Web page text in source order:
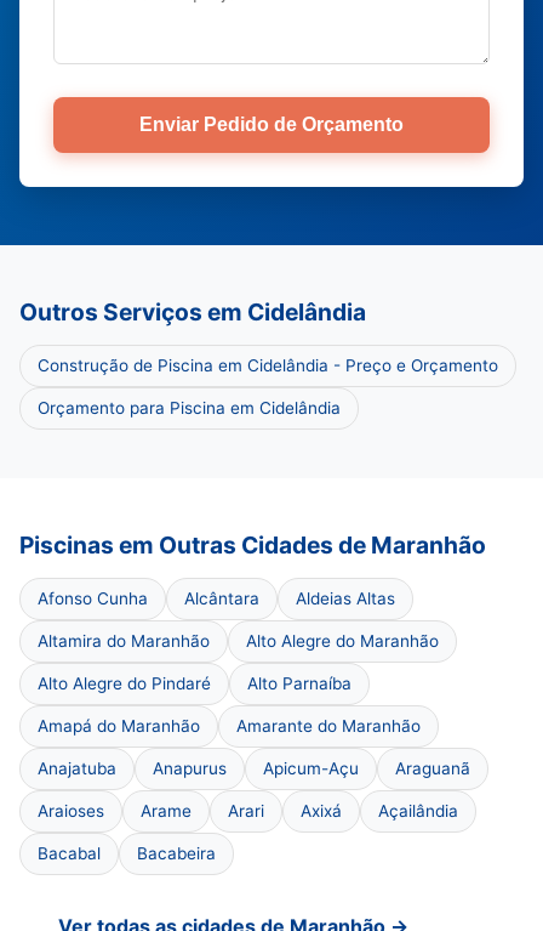
Enviar Pedido de Orçamento
Outros Serviços em Cidelândia
Construção de Piscina em Cidelândia - Preço e Orçamento
Orçamento para Piscina em Cidelândia
Piscinas em Outras Cidades de Maranhão
Afonso Cunha Alcântara Aldeias Altas
Altamira do Maranhão Alto Alegre do Maranhão
Alto Alegre do Pindaré Alto Parnaíba
Amapá do Maranhão Amarante do Maranhão
Anajatuba Anapurus Apicum-Açu Araguanã
Araioses Arame Arari Axixá Açailândia
Bacabal Bacabeira
Ver todas as cidades de Maranhão →